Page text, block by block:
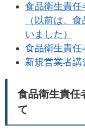
食品衛生責任
（以前は、
いました）
食品衛生責任
新規営業者講
食品衛生責任
て